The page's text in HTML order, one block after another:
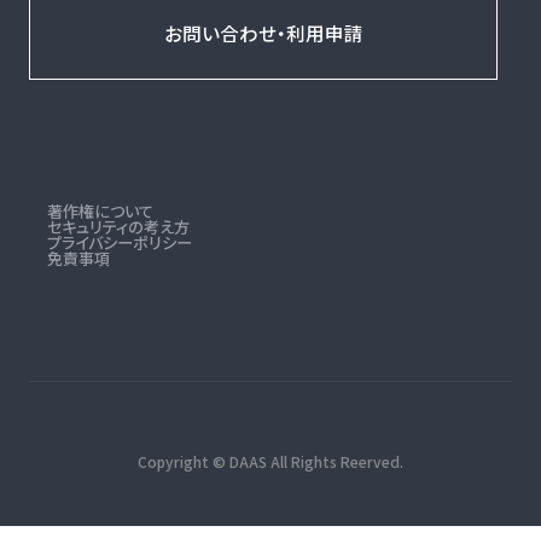
お問い合わせ・利用申請
著作権について
セキュリティの考え方
プライバシーポリシー
免責事項
Copyright © DAAS All Rights Reerved.